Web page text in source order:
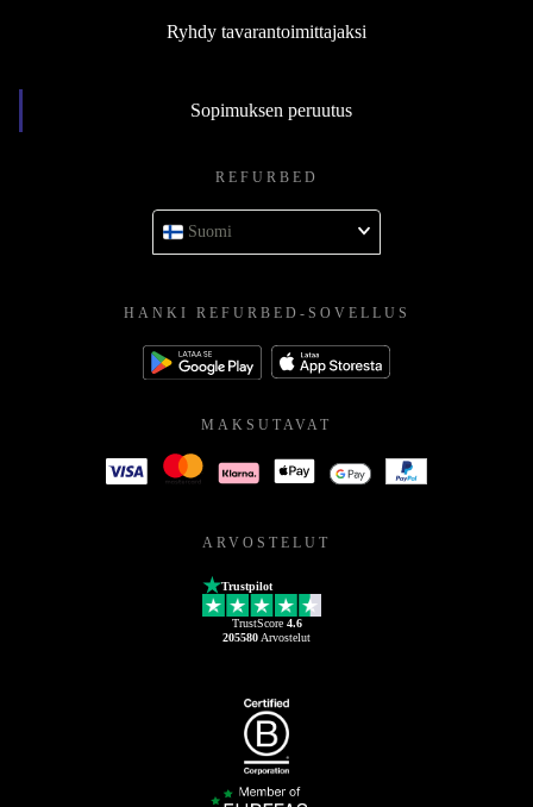
Ryhdy tavarantoimittajaksi
Sopimuksen peruutus
REFURBED
Suomi
HANKI REFURBED-SOVELLUS
MAKSUTAVAT
ARVOSTELUT
Trustpilot
TrustScore 4.6
205580 Arvostelut